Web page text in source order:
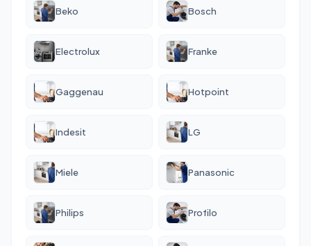
Beko Bosch
Electrolux Franke
Gaggenau Hotpoint
Indesit LG
Miele Panasonic
Philips Profilo